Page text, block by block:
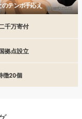
のテンポ手応え
千万寄付
拠点設立
徴20個